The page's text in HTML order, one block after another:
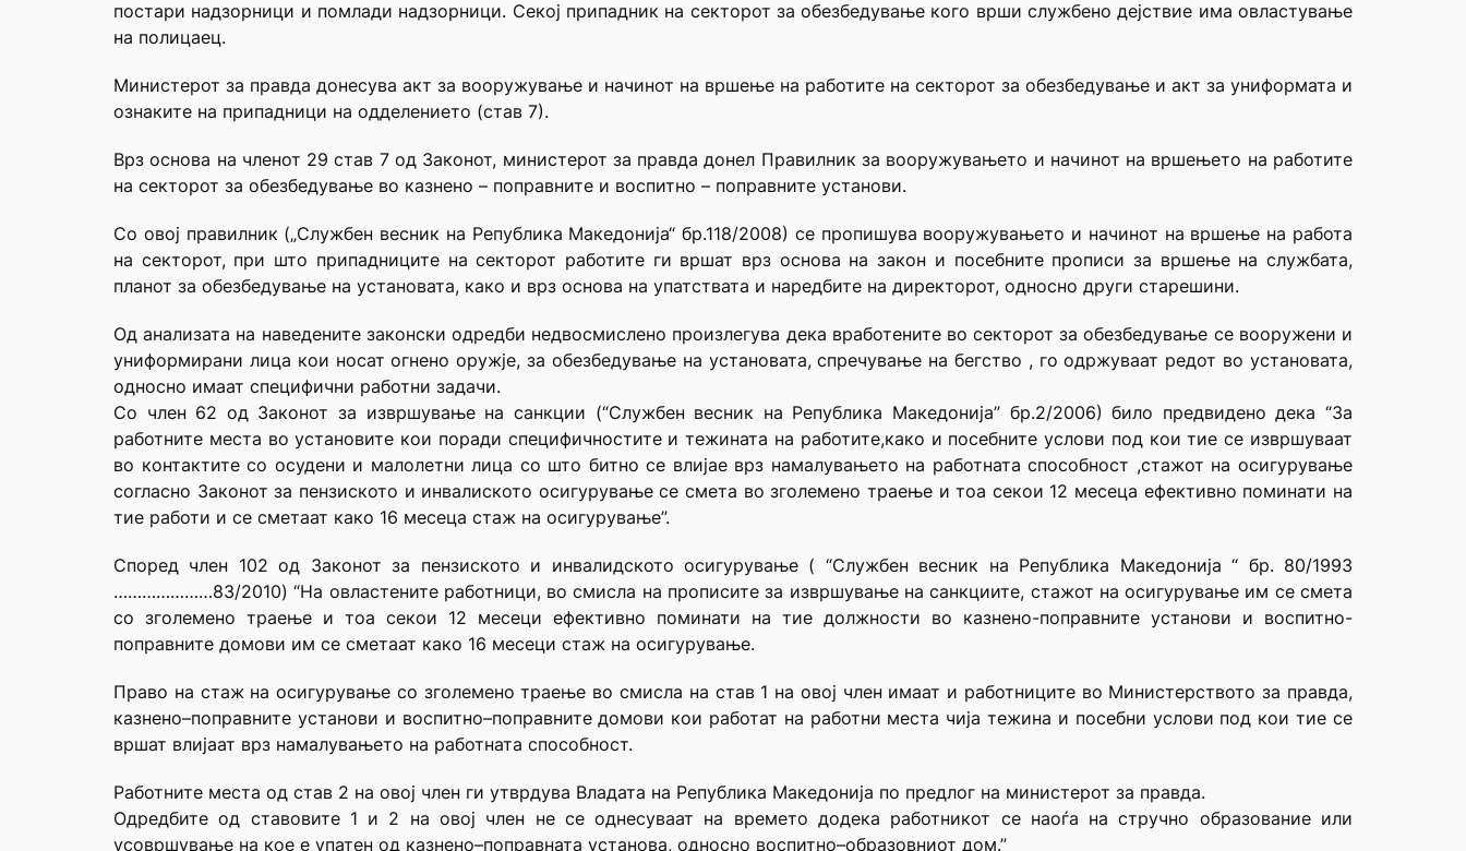
постари надзорници и помлади надзорници. Секој припадник на секторот за обезбедување кого врши службено дејствие има овластување
на полицаец.
Министерот за правда донесува акт за вооружување и начинот на вршење на работите на секторот за обезбедување и акт за униформата и
ознаките на припадници на одделението (став 7).
Врз основа на членот 29 став 7 од Законот, министерот за правда донел Правилник за вооружувањето и начинот на вршењето на работите
на секторот за обезбедување во казнено – поправните и воспитно – поправните установи.
Со овој правилник („Службен весник на Република Македонија“ бр.118/2008) се пропишува вооружувањето и начинот на вршење на работа
на секторот, при што припадниците на секторот работите ги вршат врз основа на закон и посебните прописи за вршење на службата,
планот за обезбедување на установата, како и врз основа на упатствата и наредбите на директорот, односно други старешини.
Од анализата на наведените законски одредби недвосмислено произлегува дека вработените во секторот за обезбедување се вооружени и
униформирани лица кои носат огнено оружје, за обезбедување на установата, спречување на бегство , го одржуваат редот во установата,
односно имаат специфични работни задачи.
Со член 62 од Законот за извршување на санкции (“Службен весник на Република Македонија” бр.2/2006) било предвидено дека “За
работните места во установите кои поради специфичностите и тежината на работите,како и посебните услови под кои тие се извршуваат
во контактите со осудени и малолетни лица со што битно се влијае врз намалувањето на работната способност ,стажот на осигурување
согласно Законот за пензиското и инвалиското осигурување се смета во зголемено траење и тоа секои 12 месеца ефективно поминати на
тие работи и се сметаат како 16 месеца стаж на осигурување”.
Според член 102 од Законот за пензиското и инвалидското осигурувањe ( “Службен весник на Република Македонија “ бр. 80/1993
…………………83/2010) “На овлaстените работници, во смисла на прописите за извршување на санкциите, стажот на осигурување им се смета
со зголемено траење и тоа секои 12 месеци ефективно поминати на тие должности во казнено-поправните установи и воспитно-
поправните домови им се сметаат како 16 месеци стаж на осигурување.
Право на стаж на осигурување со зголемено траење во смисла на став 1 на овој член имаат и работниците во Министерството за правда,
казнено–поправните установи и воспитно–поправните домови кои работат на работни места чија тежина и посебни услови под кои тие се
вршат влијаат врз намалувањето на работната способност.
Работните места од став 2 на овој член ги утврдува Владата на Република Македонија по предлог на министерот за правда.
Одредбите од ставовите 1 и 2 на овој член не се однесуваат на времето додека работникот се наоѓа на стручно образование или
усовршување на кое е упатен од казнено–поправната установа, односно воспитно–образовниот дом.”